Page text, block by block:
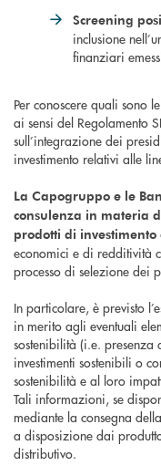
Screening
inclusione
finanziari
Per conoscere quali sono
ai sensi del Regolamento
sull’integrazione dei
investimento relativi alle
La Capogruppo e le
consulenza in materia
prodotti di investimento
economici e di redditività
processo di selezione dei
In particolare, è previsto
in merito agli eventuali
sostenibilità (i.e. presenza
investimenti sostenibili o
sostenibilità e al loro
Tali informazioni, se
mediante la consegna
a disposizione dai
distributivo.